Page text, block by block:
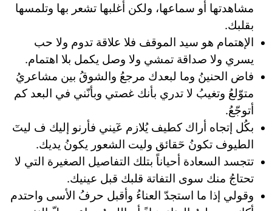
مشاهدتها أو سماعها، ولكن أغلبها تشعر بها وتلمسها
بقلبك.
الإهتمام هو سيد الموقف فلا علاقة تدوم ولا حب
يسري ولا صداقة تمشي ولا وصل يكمل بلا اهتمام.
فاض الحنينُ وما لبعدك مرجعُ والشوقُ بين مشاعريُ
متوّلعُ وتغيبُ لا تدري بأنك غصتي وبأنّني في البعد كم
أتوجّعُ.
بكُل إتجاه أراك كطيف ‏يُلازم عٓيني فأرنو إليك ‏ف ليتٓ
الطيوف تكونُ حٓقائق ‏وليت الشعور يكونُ يديك. ‏⁧ ⁩
تتجسد السعادة أحياناً بتلك التفاصيل الصغيرة التي لا
تحتاجُ منك سوى التفاتة قلبك قبل عينيك.
وقولي إذا ما استجدّ العناءُ وأقبل حرفُ الأسى واحتدم